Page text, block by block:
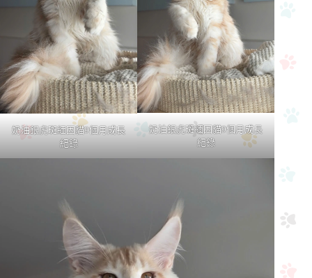
奶油銀虎斑緬因貓9個月成長
紀錄
奶油銀虎斑緬因貓9個月成長
紀錄